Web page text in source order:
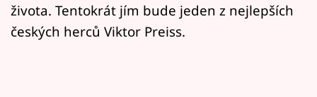
Sledujte nás
života. Tentokrát jím bude jeden z nejlepších
českých herců Viktor Preiss.